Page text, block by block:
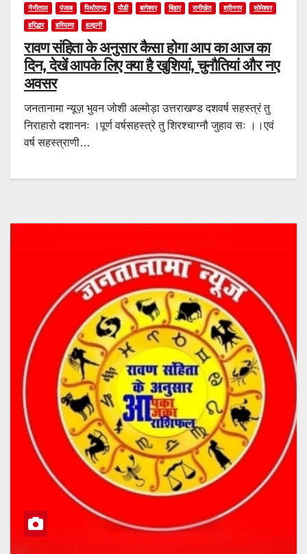
नैनीताल पंजाब पिथौरागढ़ पौडी बागेश्वर बिहार रानीखेत श्रीनगर सोमेश्वर
हरिद्धार हरियाणा हल्द्वानी
रावण संहिता के अनुसार कैसा होगा आप का आज का
दिन, देखें आपके लिए क्या है खुशियां, चुनौतियां और नए
अवसर
जनतानामा न्यूज़ भुवन जोशी अल्मोड़ा उत्तराखण्ड दशवर्ष सहस्त्रं तु
निराहारो दशाननः ।पूर्ण वर्षसहस्त्रे तु शिरश्चाग्नौ जुहाव सः ।।एवं
वर्ष सहस्त्राणी…